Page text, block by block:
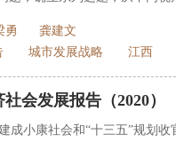
勇
龚建文
城市发展战略 江西
会发展报告（2020）
成小康社会和“十三五”规划收